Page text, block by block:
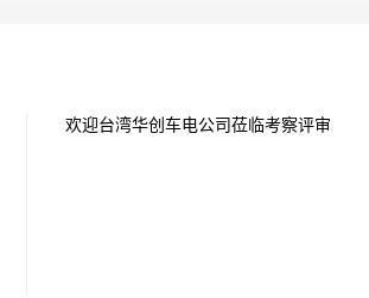
欢迎台湾华创车电公司莅临考察评审